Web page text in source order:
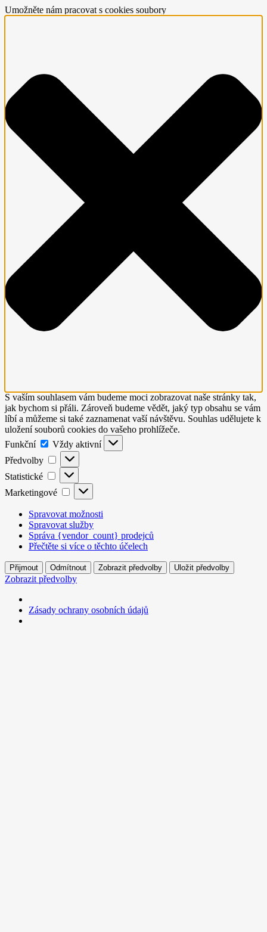
Umožněte nám pracovat s cookies soubory
S vaším souhlasem vám budeme moci zobrazovat naše stránky tak,
jak bychom si přáli. Zároveň budeme vědět, jaký typ obsahu se vám
líbí a můžeme si také zaznamenat vaší návštěvu. Souhlas udělujete k
uložení souborů cookies do vašeho prohlížeče.
Funkční
Funkční
Vždy aktivní
Předvolby
Předvolby
Statistické Statistické
Marketingové Marketingové
Spravovat možnosti
Spravovat služby
Správa {vendor_count} prodejců
Přečtěte si více o těchto účelech
Přijmout Odmítnout Zobrazit předvolby Uložit předvolby
Zobrazit předvolby
Zásady ochrany osobních údajů